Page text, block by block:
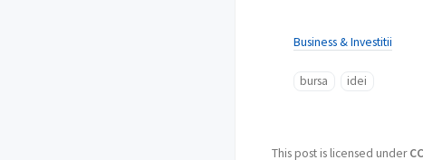
Business & Investitii
bursa idei
This post is licensed under